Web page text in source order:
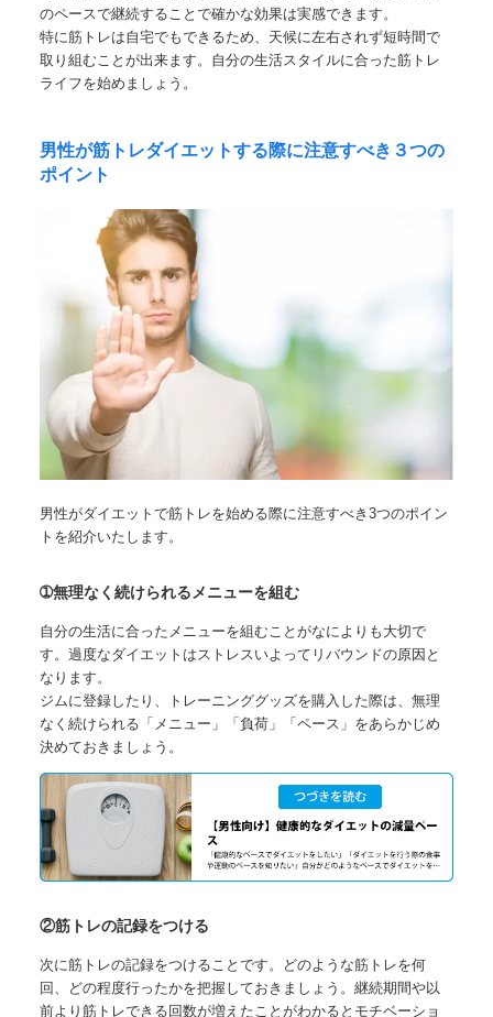
のペースで継続することで確かな効果は実感できます。
特に筋トレは自宅でもできるため、天候に左右されず短時間で
取り組むことが出来ます。自分の生活スタイルに合った筋トレ
ライフを始めましょう。
男性が筋トレダイエットする際に注意すべき３つの
ポイント
男性がダイエットで筋トレを始める際に注意すべき3つのポイン
トを紹介いたします。
➀無理なく続けられるメニューを組む
自分の生活に合ったメニューを組むことがなによりも大切で
す。 過度なダイエットはストレスいよってリバウンドの原因と
なります。
ジムに登録したり、トレーニンググッズを購入した際は、無理
なく続けられる 「メニュー」「負荷」「ペース」 をあらかじめ
決めておきましょう。
②筋トレの記録をつける
次に筋トレの記録をつけることです。どのような筋トレを何
回、どの程度行ったかを把握しておきましょう。 継続期間や以
前より筋トレできる回数が増えたことがわかるとモチベーショ